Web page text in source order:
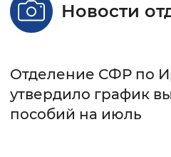
Стандартный
Без засечек
Интервал
Новости
Отделение СФР по
утвердило график
пособий на июль